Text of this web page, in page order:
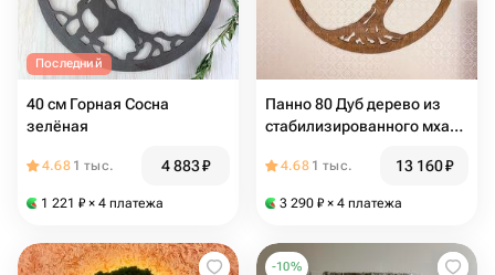
Последний
40 см Горная Сосна
зелёная
4.68 1 тыс. 4 883₽
1 221 ₽ × 4 платежа
Панно 80 Дуб дерево из
стабилизированного мха
4.68 1 тыс. 13 160₽
3 290 ₽ × 4 платежа
-10%